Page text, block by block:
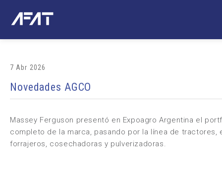
7 Abr 2026
Novedades AGCO
Massey Ferguson presentó en Expoagro Argentina el
completo de la marca, pasando por la línea de tractores,
forrajeros, cosechadoras y pulverizadoras.